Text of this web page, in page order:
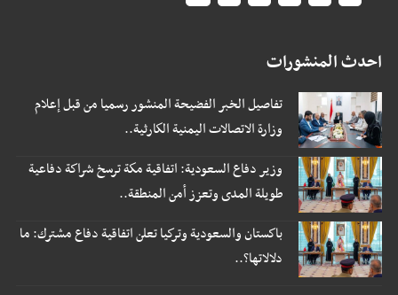
احدث المنشورات
تفاصيل الخبر الفضيحة المنشور رسميا من قبل إعلام
وزارة الاتصالات اليمنية الكارثية..
وزير دفاع السعودية: اتفاقية مكة ترسخ شراكة دفاعية
طويلة المدى وتعزز أمن المنطقة..
باكستان والسعودية وتركيا تعلن اتفاقية دفاع مشترك: ما
دلالاتها؟..